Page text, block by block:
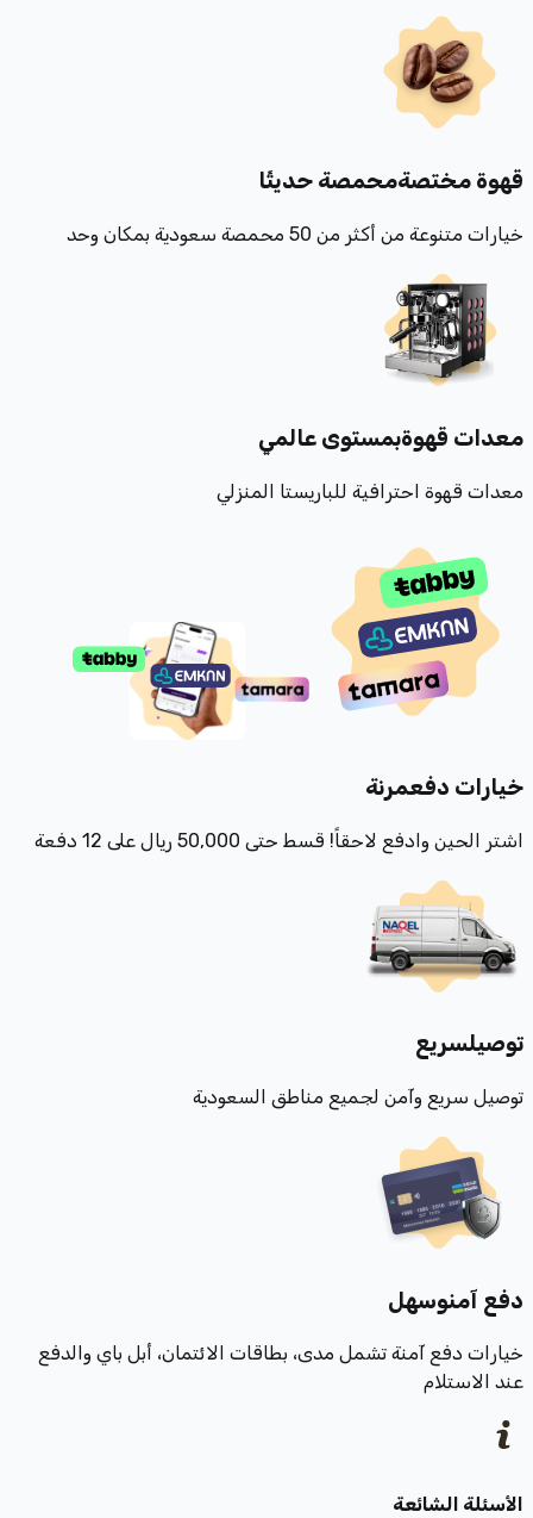
قهوة مختصةمحمصة حديثًا
خيارات متنوعة من أكثر من 50 محمصة سعودية بمكان وحد
معدات قهوةبمستوى عالمي
معدات قهوة احترافية للباريستا المنزلي
خيارات دفعمرنة
اشتر الحين وادفع لاحقاً! قسط حتى 50,000 ريال على 12 دفعة
توصيلسريع
توصيل سريع وآمن لجميع مناطق السعودية
دفع آمنوسهل
خيارات دفع آمنة تشمل مدى، بطاقات الائتمان، أبل باي والدفع
عند الاستلام
الأسئلة الشائعة